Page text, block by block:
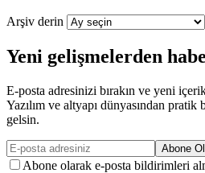
Arşiv derin
Yeni gelişmelerden
E-posta adresinizi bırakın ve yeni
Yazılım ve altyapı dünyasından
gelsin.
Abone Ol
Abone olarak e-posta bildirimleri